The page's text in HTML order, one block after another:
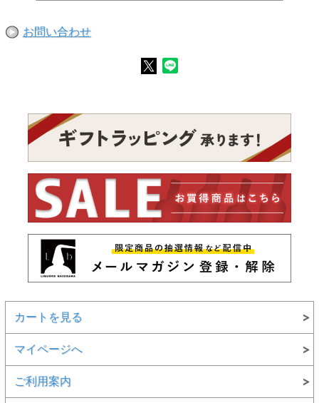
お問い合わせ
カートを見る
マイページへ
ご利用案内